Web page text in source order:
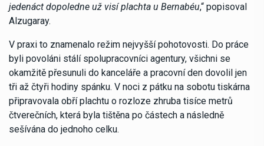
jedenáct dopoledne už visí plachta u Bernabéu,“ popisoval
Alzugaray.
V praxi to znamenalo režim nejvyšší pohotovosti. Do práce
byli povoláni stálí spolupracovníci agentury, všichni se
okamžitě přesunuli do kanceláře a pracovní den dovolil jen
tři až čtyři hodiny spánku. V noci z pátku na sobotu tiskárna
připravovala obří plachtu o rozloze zhruba tisíce metrů
čtverečních, která byla tištěna po částech a následně
sešívána do jednoho celku.